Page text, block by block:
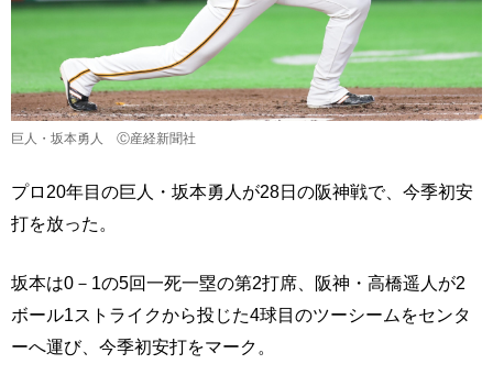
巨人・坂本勇人 Ⓒ産経新聞社
プロ20年目の巨人・坂本勇人が28日の阪神戦で、今季初安
打を放った。
坂本は0－1の5回一死一塁の第2打席、阪神・高橋遥人が2
ボール1ストライクから投じた4球目のツーシームをセンタ
ーへ運び、今季初安打をマーク。